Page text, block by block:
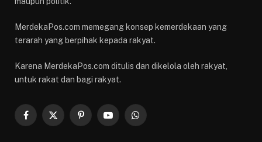
MerdekaPos.com memegang konsep kemerdekaan yang
terarah yang berpihak kepada rakyat.
Karena MerdekaPos.com ditulis dan dikelola oleh rakyat,
untuk rakat dan bagi rakyat.
Facebook
X
PinterestYouTubeWhatsApp